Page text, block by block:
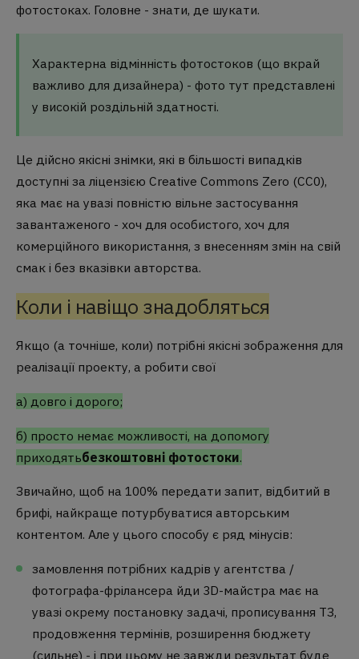
фотостоках. Головне - знати, де шукати.
Характерна відмінність фотостоков (що вкрай
важливо для дизайнера) - фото тут представлені
у високій роздільній здатності.
Це дійсно якісні знімки, які в більшості випадків
доступні за ліцензією Creative Commons Zero (CC0),
яка має на увазі повністю вільне застосування
завантаженого - хоч для особистого, хоч для
комерційного використання, з внесенням змін на свій
смак і без вказівки авторства.
Коли і навіщо знадобляться
Якщо (а точніше, коли) потрібні якісні зображення для
реалізації проекту, а робити свої
а) довго і дорого;
б) просто немає можливості, на допомогу
приходятьбезкоштовні фотостоки.
Звичайно, щоб на 100% передати запит, відбитий в
брифі, найкраще потурбуватися авторським
контентом. Але у цього способу є ряд мінусів:
замовлення потрібних кадрів у агентства /
фотографа-фрілансера йди 3D-майстра має на
увазі окрему постановку задачі, прописування ТЗ,
продовження термінів, розширення бюджету
(сильне) - і при цьому не завжди результат буде